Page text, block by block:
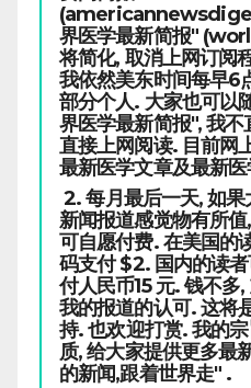
界医学最新简报"
将简化, 取消上网订阅
我依然美东时间每早6
部分个人. 大家也可以
界医学最新简报", 我
直接上网阅读. 目前网
最新医学文章及最新
2. 每月最后一天, 如
新闻报道感觉物有所
可自愿付费. 在美国的
码支付 $2. 国内的读
付人民币15 元. 钱不多
我的报道的认可. 这将
持. 也欢迎打赏. 我的
质, 给大家提供更多最
的新闻,跟着世界走" .